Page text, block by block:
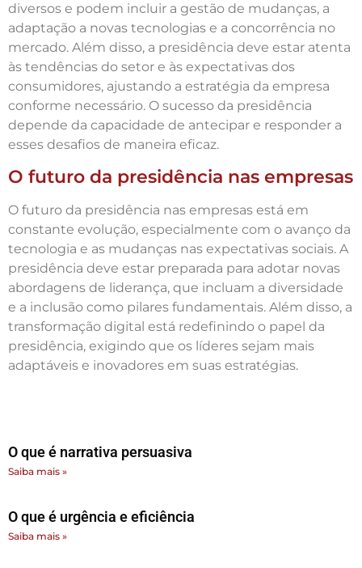
diversos e podem incluir a gestão de mudanças, a
adaptação a novas tecnologias e a concorrência no
mercado. Além disso, a presidência deve estar atenta
às tendências do setor e às expectativas dos
consumidores, ajustando a estratégia da empresa
conforme necessário. O sucesso da presidência
depende da capacidade de antecipar e responder a
esses desafios de maneira eficaz.
O futuro da presidência nas empresas
O futuro da presidência nas empresas está em
constante evolução, especialmente com o avanço da
tecnologia e as mudanças nas expectativas sociais. A
presidência deve estar preparada para adotar novas
abordagens de liderança, que incluam a diversidade
e a inclusão como pilares fundamentais. Além disso, a
transformação digital está redefinindo o papel da
presidência, exigindo que os líderes sejam mais
adaptáveis e inovadores em suas estratégias.
O que é narrativa persuasiva
Saiba mais »
O que é urgência e eficiência
Saiba mais »